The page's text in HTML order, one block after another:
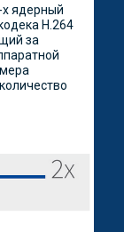
х ядерный
H.264
за